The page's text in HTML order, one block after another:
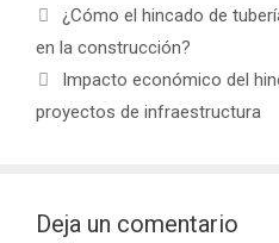
Navegación
¿Cómo el hincado de
en la construcción?
Impacto económico del
proyectos de infraestructura
Deja un comentario